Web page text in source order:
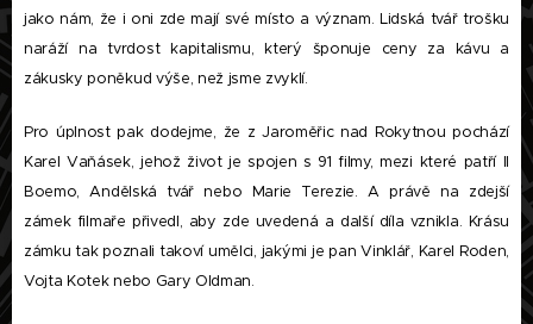
jako nám, že i oni zde mají své místo a význam. Lidská tvář trošku
naráží na tvrdost kapitalismu, který šponuje ceny za kávu a
zákusky poněkud výše, než jsme zvyklí.
Pro úplnost pak dodejme, že z Jaroměřic nad Rokytnou pochází
Karel Vaňásek, jehož život je spojen s 91 filmy, mezi které patří Il
Boemo, Andělská tvář nebo Marie Terezie. A právě na zdejší
zámek filmaře přivedl, aby zde uvedená a další díla vznikla. Krásu
zámku tak poznali takoví umělci, jakými je pan Vinklář, Karel Roden,
Vojta Kotek nebo Gary Oldman.